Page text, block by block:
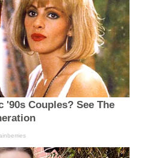
'90s Couples? See The